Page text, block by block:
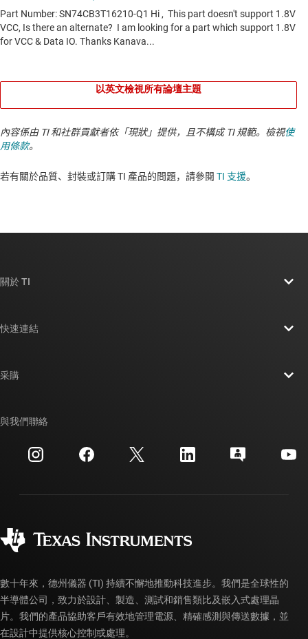
以英文檢視所有論壇主題
內容係由 TI 和社群貢獻者依「現狀」提供，且不構成 TI 規範。檢視使
用條款。
若有關於品質、封裝或訂購 TI 產品的問題，請參閱 TI 支援。​​​​​​​​​​​​​​
關於 TI
投資人關系
製造
快速連結
交互參考搜索
客戶支援中心
myTI 帳戶常見問題解答
采購
訂購 FAQ
與我們聯絡
數十年來，德州儀器 (TI) 持續不懈地推動科技進步。我們是全球性的
半導體公司，致力於設計、製造、測試和銷售類比及嵌入式處理晶
片。我們的產品協助客戶有效地管理電源、精確感測與傳送數據，並
在設計中提供核心控制或處理。